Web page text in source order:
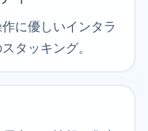
に優しいインタラ
タッキング。